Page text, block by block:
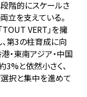
階的にスケールさ
立を支えている。
VERT」を擁
、第3の柱育成に向
・東南アジア・中国
3%と依然小さく、
択と集中を進めて